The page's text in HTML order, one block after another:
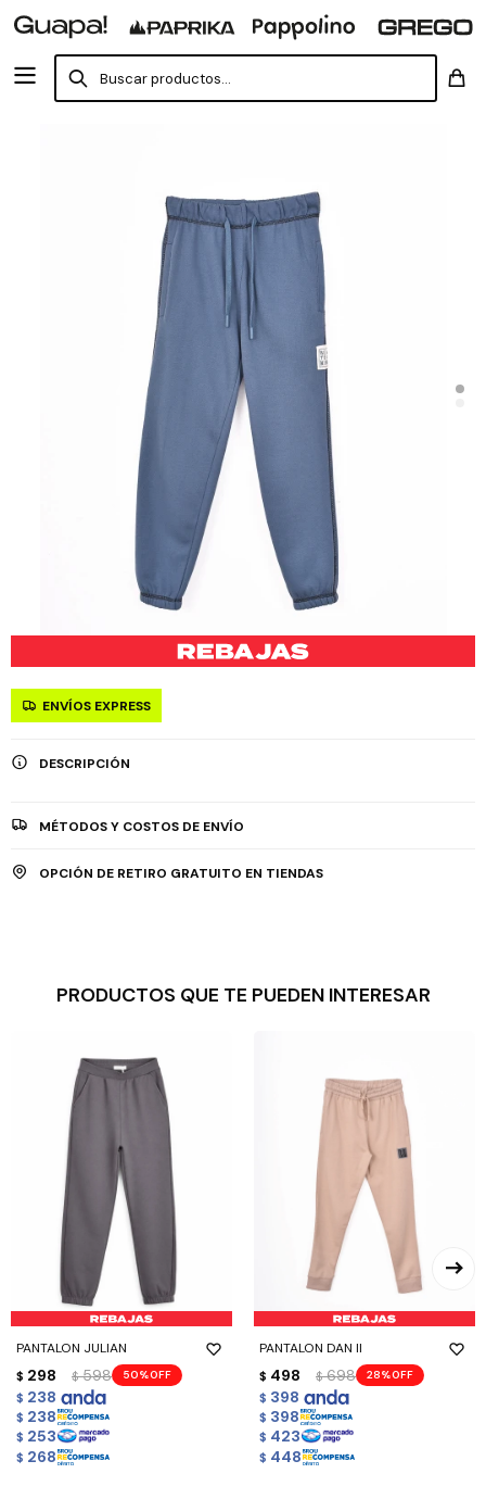
ENVÍOS EXPRESS
DESCRIPCIÓN
MÉTODOS Y COSTOS DE ENVÍO
OPCIÓN DE RETIRO GRATUITO EN TIENDAS
PRODUCTOS QUE TE PUEDEN INTERESAR
PANTALON JULIAN
$ 298 $ 598 50
$ 238
$ 238
$ 253
$ 268
PANTALON DAN II
$ 498 $ 698 28
$ 398
$ 398
$ 423
$ 448